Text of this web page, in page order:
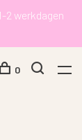
2 werkdagen
0